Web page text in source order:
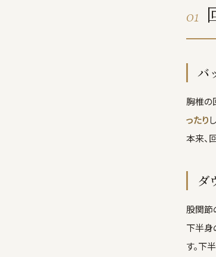
01
バ
胸椎の
ったり
本来、
ダ
股関節
下半身
す。下